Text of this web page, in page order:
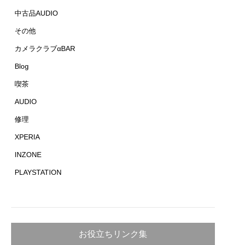
中古品AUDIO
その他
カメラクラブαBAR
Blog
喫茶
AUDIO
修理
XPERIA
INZONE
PLAYSTATION
お役立ちリンク集